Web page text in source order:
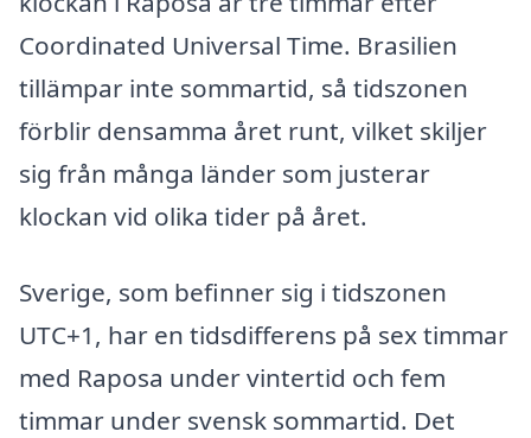
Coordinated Universal Time. Brasilien
tillämpar inte sommartid, så tidszonen
förblir densamma året runt, vilket skiljer
sig från många länder som justerar
klockan vid olika tider på året.
Sverige, som befinner sig i tidszonen
UTC+1, har en tidsdifferens på sex timmar
med Raposa under vintertid och fem
timmar under svensk sommartid. Det